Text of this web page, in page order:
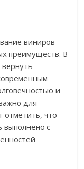
виниров
преимуществ. В
и
для
отметить, что
выполнено с